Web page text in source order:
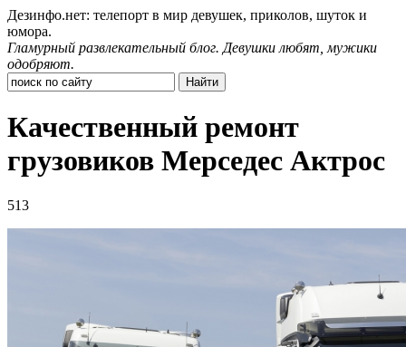
Дезинфо.нет: телепорт в мир девушек, приколов, шуток и
юмора.
Гламурный развлекательный блог. Девушки любят, мужики
одобряют.
Качественный ремонт
грузовиков Мерседес Актрос
513